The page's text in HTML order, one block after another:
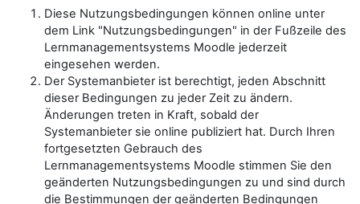
Diese Nutzungsbedingungen können online unter
dem Link "Nutzungsbedingungen" in der Fußzeile des
Lernmanagementsystems Moodle jederzeit
eingesehen werden.
Der Systemanbieter ist berechtigt, jeden Abschnitt
dieser Bedingungen zu jeder Zeit zu ändern.
Änderungen treten in Kraft, sobald der
Systemanbieter sie online publiziert hat. Durch Ihren
fortgesetzten Gebrauch des
Lernmanagementsystems Moodle stimmen Sie den
geänderten Nutzungsbedingungen zu und sind durch
die Bestimmungen der geänderten Bedingungen